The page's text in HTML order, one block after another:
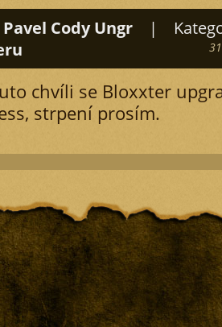
Pavel Cody Ungr |
chvíli se Bloxxter
strpení prosím.